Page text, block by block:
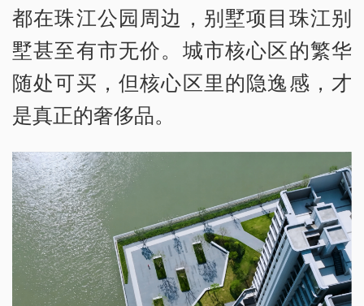
都在珠江公园周边，别墅项目珠江别
墅甚至有市无价。城市核心区的繁华
随处可买，但核心区里的隐逸感，才
是真正的奢侈品。